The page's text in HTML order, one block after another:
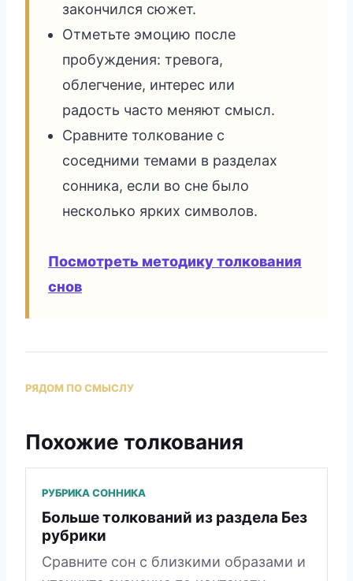
закончился сюжет.
Отметьте эмоцию после
пробуждения: тревога,
облегчение, интерес или
радость часто меняют смысл.
Сравните толкование с
соседними темами в разделах
сонника, если во сне было
несколько ярких символов.
Посмотреть методику толкования
снов
РЯДОМ ПО СМЫСЛУ
Похожие толкования
РУБРИКА СОННИКА
Больше толкований из раздела Без
рубрики
Сравните сон с близкими образами и